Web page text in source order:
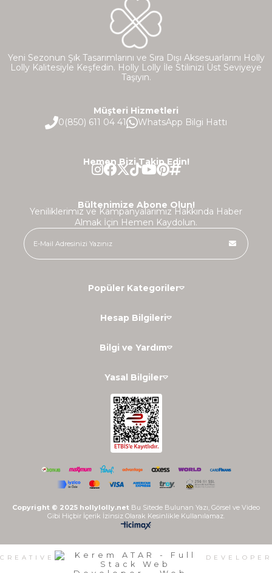
Yeni Sezonun Şık Tasarımlarını ve Sıra Dışı Aksesuarlarını Holly
Lolly Kalitesiyle Keşfedin. Holly Lolly İle Stilinizi Üst Seviyeye
Taşıyın.
Müşteri Hizmetleri
0(850) 611 04 41
WhatsApp Bilgi Hattı
Hemen Bizi Takip Edin!
Bültenimize Abone Olun!
Yeniliklerimiz ve Kampanyalarımız Hakkında Haber
Almak İçin Hemen Kaydolun.
Popüler Kategoriler
Hesap Bilgileri
Bilgi ve Yardım
Yasal Bilgiler
Copyright © 2025 hollylolly.net Bu Sitede Bulunan Yazı, Görsel ve Video
Gibi Hiçbir İçerik İzinsiz Olarak Kesinlikle Kullanılamaz.
CREATIVE DEVELOPER